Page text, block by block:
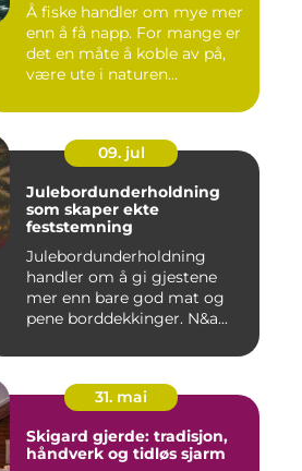
Å fiske handler om mye mer
enn å få napp. For mange er
det en måte å koble av på,
være ute i naturen...
09. jul
Julebordunderholdning
som skaper ekte
feststemning
Julebordunderholdning
handler om å gi gjestene
mer enn bare god mat og
pene borddekkinger. N&a...
31. mai
Skigard gjerde: tradisjon,
håndverk og tidløs sjarm